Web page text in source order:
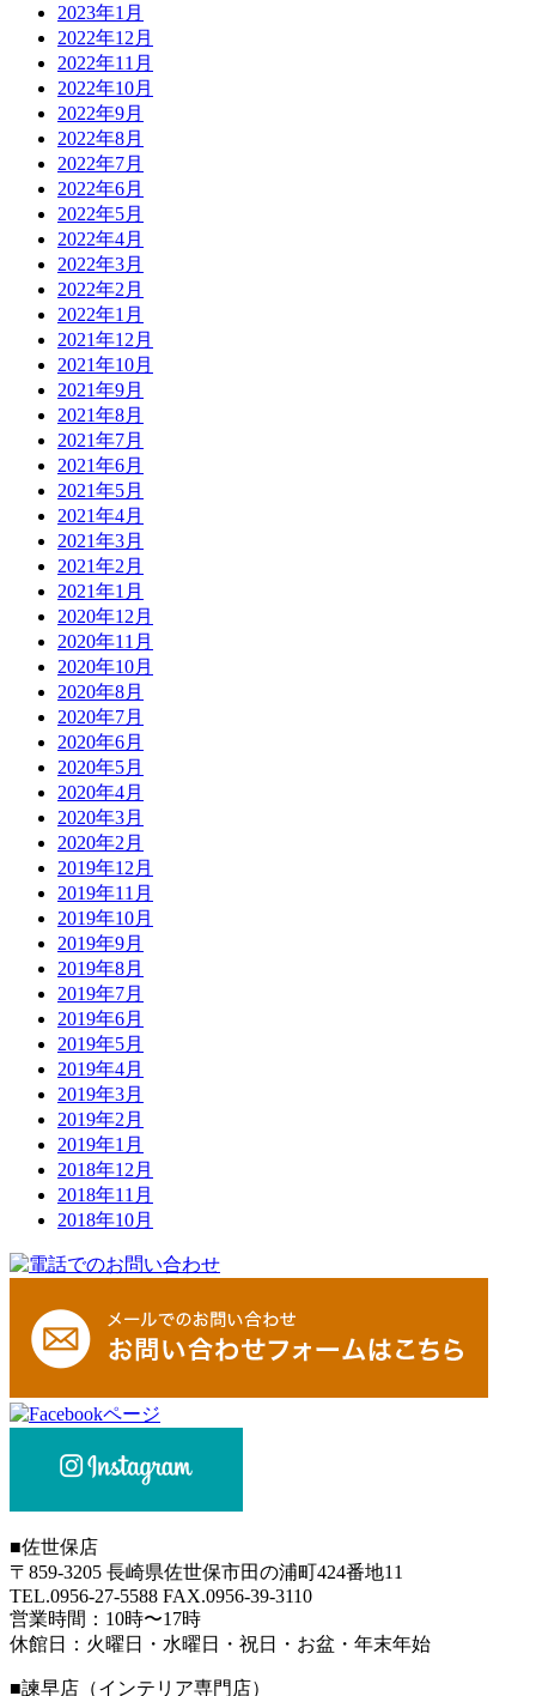
2023年1月
2022年12月
2022年11月
2022年10月
2022年9月
2022年8月
2022年7月
2022年6月
2022年5月
2022年4月
2022年3月
2022年2月
2022年1月
2021年12月
2021年10月
2021年9月
2021年8月
2021年7月
2021年6月
2021年5月
2021年4月
2021年3月
2021年2月
2021年1月
2020年12月
2020年11月
2020年10月
2020年8月
2020年7月
2020年6月
2020年5月
2020年4月
2020年3月
2020年2月
2019年12月
2019年11月
2019年10月
2019年9月
2019年8月
2019年7月
2019年6月
2019年5月
2019年4月
2019年3月
2019年2月
2019年1月
2018年12月
2018年11月
2018年10月
■佐世保店
〒859-3205 長崎県佐世保市田の浦町424番地11
TEL.0956-27-5588 FAX.0956-39-3110
営業時間：10時〜17時
休館日：火曜日・水曜日・祝日・お盆・年末年始
■諫早店（インテリア専門店）